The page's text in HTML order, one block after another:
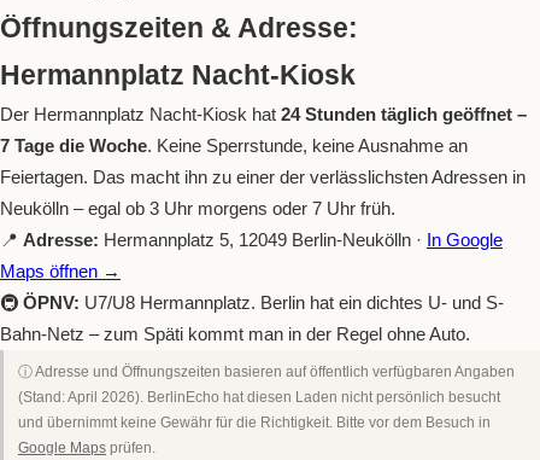
Öffnungszeiten & Adresse:
Hermannplatz Nacht-Kiosk
Der Hermannplatz Nacht-Kiosk hat 24 Stunden täglich geöffnet –
7 Tage die Woche. Keine Sperrstunde, keine Ausnahme an
Feiertagen. Das macht ihn zu einer der verlässlichsten Adressen in
Neukölln – egal ob 3 Uhr morgens oder 7 Uhr früh.
📍 Adresse: Hermannplatz 5, 12049 Berlin-Neukölln · In Google
Maps öffnen →
🚇 ÖPNV: U7/U8 Hermannplatz. Berlin hat ein dichtes U- und S-
Bahn-Netz – zum Späti kommt man in der Regel ohne Auto.
ⓘ Adresse und Öffnungszeiten basieren auf öffentlich verfügbaren Angaben
(Stand: April 2026). BerlinEcho hat diesen Laden nicht persönlich besucht
und übernimmt keine Gewähr für die Richtigkeit. Bitte vor dem Besuch in
Google Maps prüfen.